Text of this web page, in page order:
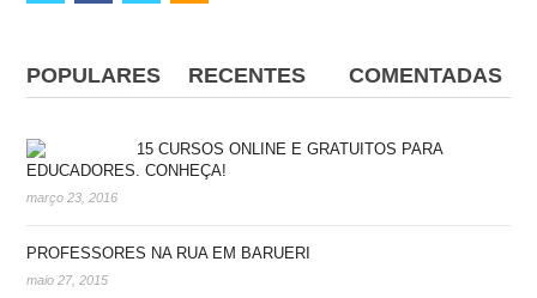
POPULARES RECENTES COMENTADAS
15 CURSOS ONLINE E GRATUITOS PARA
EDUCADORES. CONHEÇA!
março 23, 2016
PROFESSORES NA RUA EM BARUERI
maio 27, 2015